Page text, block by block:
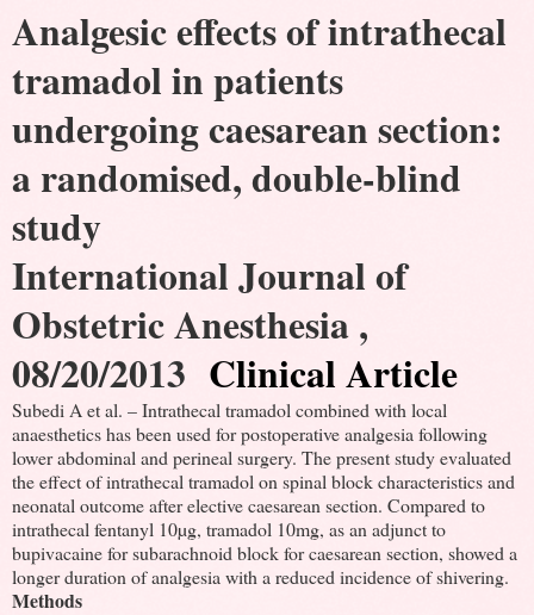
Analgesic effects of intrathecal
tramadol in patients
undergoing caesarean section:
a randomised, double-blind
study
International Journal of
Obstetric Anesthesia ,
08/20/2013 Clinical Article
Subedi A et al. – Intrathecal tramadol combined with local
anaesthetics has been used for postoperative analgesia following
lower abdominal and perineal surgery. The present study evaluated
the effect of intrathecal tramadol on spinal block characteristics and
neonatal outcome after elective caesarean section. Compared to
intrathecal fentanyl 10µg, tramadol 10mg, as an adjunct to
bupivacaine for subarachnoid block for caesarean section, showed a
longer duration of analgesia with a reduced incidence of shivering.
Methods